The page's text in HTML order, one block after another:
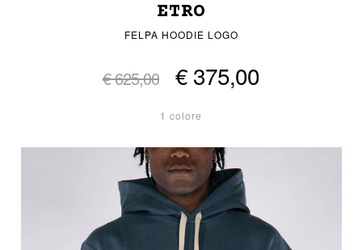
ETRO
FELPA HOODIE LOGO
€ 625,00 € 375,00
1 colore